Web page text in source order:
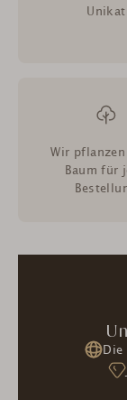
Unikat
Wir pflanzen
Baum für